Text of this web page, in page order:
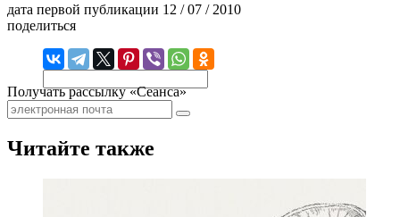
дата первой публикации 12 / 07 / 2010
поделиться
Получать рассылку «Сеанса»
Читайте также